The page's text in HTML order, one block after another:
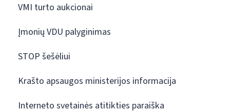
VMI turto aukcionai
Įmonių VDU palyginimas
STOP šešėliui
Krašto apsaugos ministerijos informacija
Interneto svetainės atitikties paraiška